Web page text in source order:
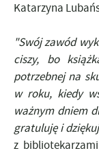
Katarzyna
"Swój zawód
ciszy, bo
potrzebnej na
w roku, kiedy
ważnym dniem
gratuluję i
z